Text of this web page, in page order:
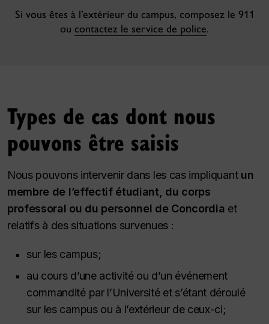
Si vous êtes à l’extérieur du campus, composez le 911
ou contactez le service de police.
Types de cas dont nous
pouvons être saisis
Nous pouvons intervenir dans les cas impliquant un
membre de l’effectif étudiant, du corps
professoral ou du personnel de Concordia et
relatifs à des situations survenues :
sur les campus;
au cours d’une activité ou d’un événement
commandité par l’Université et s’étant déroulé
sur les campus ou à l’extérieur de ceux-ci;